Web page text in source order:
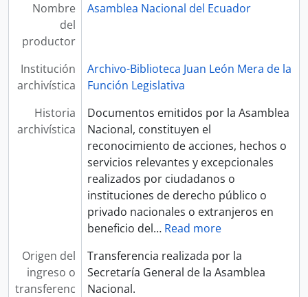
Nombre
del
productor
Asamblea Nacional del Ecuador
Institución
archivística
Archivo-Biblioteca Juan León Mera de la
Función Legislativa
Historia
archivística
Documentos emitidos por la Asamblea
Nacional, constituyen el
reconocimiento de acciones, hechos o
servicios relevantes y excepcionales
realizados por ciudadanos o
instituciones de derecho público o
privado nacionales o extranjeros en
beneficio del… Read more
Origen del
ingreso o
transferenc
Transferencia realizada por la
Secretaría General de la Asamblea
Nacional.